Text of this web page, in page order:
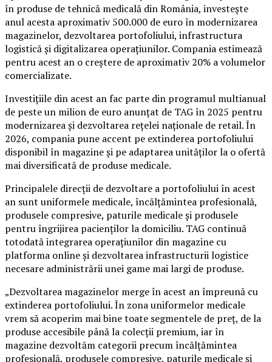
în produse de tehnică medicală din România, investește
anul acesta aproximativ 500.000 de euro în modernizarea
magazinelor, dezvoltarea portofoliului, infrastructura
logistică și digitalizarea operațiunilor. Compania estimează
pentru acest an o creștere de aproximativ 20% a volumelor
comercializate.
Investițiile din acest an fac parte din programul multianual
de peste un milion de euro anunțat de TAG în 2025 pentru
modernizarea și dezvoltarea rețelei naționale de retail. În
2026, compania pune accent pe extinderea portofoliului
disponibil în magazine și pe adaptarea unităților la o ofertă
mai diversificată de produse medicale.
Principalele direcții de dezvoltare a portofoliului în acest
an sunt uniformele medicale, încălțămintea profesională,
produsele compresive, paturile medicale și produsele
pentru îngrijirea pacienților la domiciliu. TAG continuă
totodată integrarea operațiunilor din magazine cu
platforma online și dezvoltarea infrastructurii logistice
necesare administrării unei game mai largi de produse.
„Dezvoltarea magazinelor merge în acest an împreună cu
extinderea portofoliului. În zona uniformelor medicale
vrem să acoperim mai bine toate segmentele de preț, de la
produse accesibile până la colecții premium, iar în
magazine dezvoltăm categorii precum încălțămintea
profesională, produsele compresive, paturile medicale și